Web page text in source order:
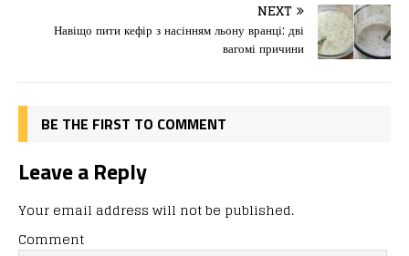
o
o
o
n
ис
я
NEXT
Навіщо пити кефір з насінням льону вранці: дві
вагомі причини
BE THE FIRST TO COMMENT
Leave a Reply
Your email address will not be published.
Comment